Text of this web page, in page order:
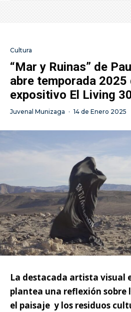
Cultura
“Mar y Ruinas” de
abre temporada 2025
expositivo El Living
Juvenal Munizaga · 14 de Enero 2025
La destacada artista visual
plantea una reflexión
el paisaje y los residuos